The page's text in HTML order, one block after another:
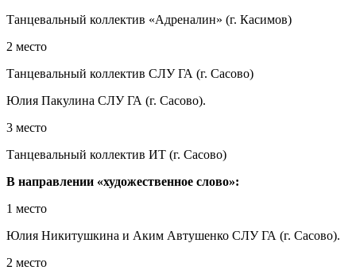
Танцевальный коллектив «Адреналин» (г. Касимов)
2 место
Танцевальный коллектив СЛУ ГА (г. Сасово)
Юлия Пакулина СЛУ ГА (г. Сасово).
3 место
Танцевальный коллектив ИТ (г. Сасово)
В направлении «художественное слово»:
1 место
Юлия Никитушкина и Аким Автушенко СЛУ ГА (г. Сасово).
2 место